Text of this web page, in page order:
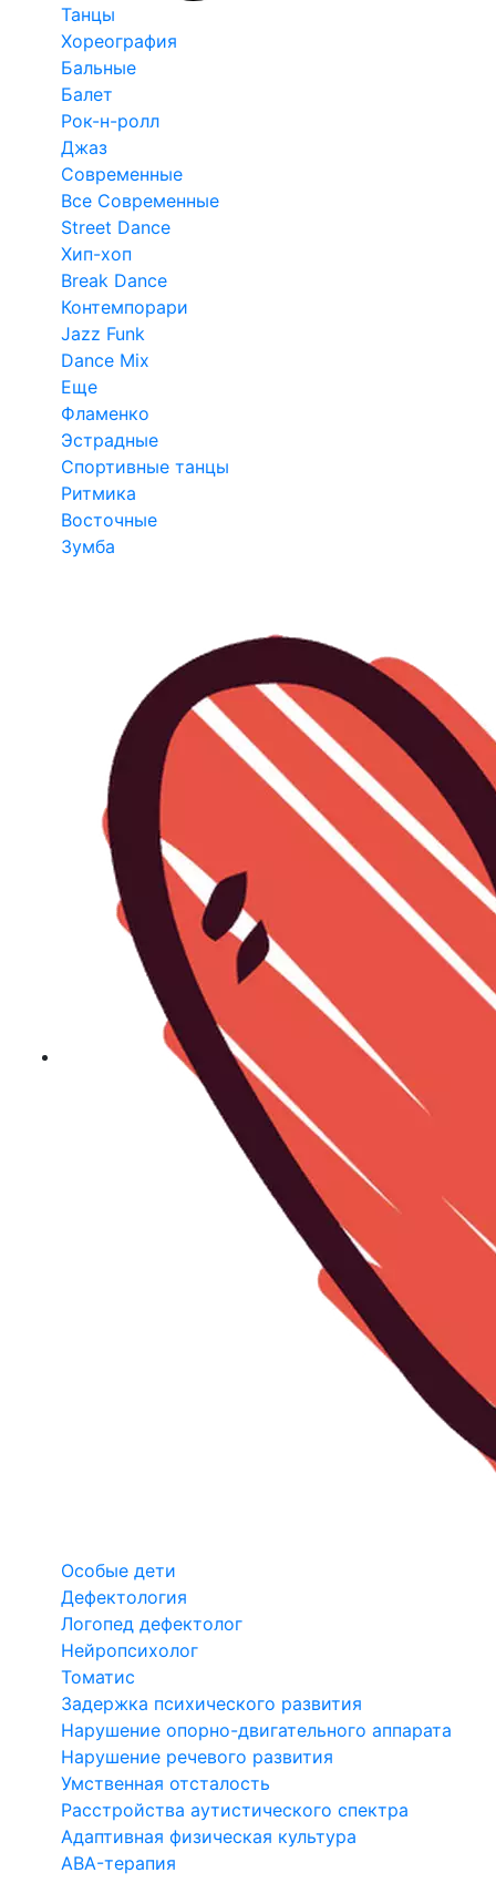
Танцы
Хореография
Бальные
Балет
Рок-н-ролл
Джаз
Современные
Все Современные
Street Dance
Хип-хоп
Break Dance
Контемпорари
Jazz Funk
Dance Mix
Еще
Фламенко
Эстрадные
Спортивные танцы
Ритмика
Восточные
Зумба
Особые дети
Дефектология
Логопед дефектолог
Нейропсихолог
Томатис
Задержка психического развития
Нарушение опорно-двигательного аппарата
Нарушение речевого развития
Умственная отсталость
Расстройства аутистического спектра
Адаптивная физическая культура
ABA-терапия